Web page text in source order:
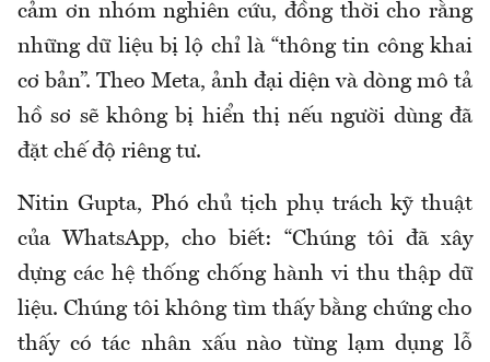
cảm ơn nhóm nghiên cứu, đồng thời cho rằng
những dữ liệu bị lộ chỉ là “thông tin công khai
cơ bản”. Theo Meta, ảnh đại diện và dòng mô tả
hồ sơ sẽ không bị hiển thị nếu người dùng đã
đặt chế độ riêng tư.
Nitin Gupta, Phó chủ tịch phụ trách kỹ thuật
của WhatsApp, cho biết: “Chúng tôi đã xây
dựng các hệ thống chống hành vi thu thập dữ
liệu. Chúng tôi không tìm thấy bằng chứng cho
thấy có tác nhân xấu nào từng lạm dụng lỗ